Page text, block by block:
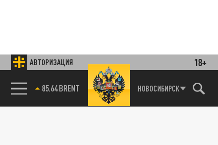
АВТОРИЗАЦИЯ 18+
85.64 BRENT НОВОСИБИРСК